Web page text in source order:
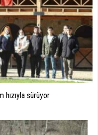
hızıyla sürüyor